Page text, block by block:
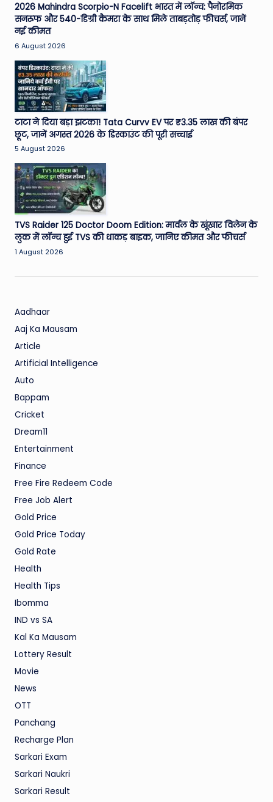
2026 Mahindra Scorpio-N Facelift भारत में लॉन्च: पैनोरमिक
सनरूफ और 540-डिग्री कैमरा के साथ मिले ताबड़तोड़ फीचर्स, जानें
नई कीमत
6 August 2026
टाटा ने दिया बड़ा झटका! Tata Curvv EV पर ₹3.35 लाख की बंपर
छूट, जानें अगस्त 2026 के डिस्काउंट की पूरी सच्चाई
5 August 2026
TVS Raider 125 Doctor Doom Edition: मार्वल के खूंखार विलेन के
लुक में लॉन्च हुई TVS की धाकड़ बाइक, जानिए कीमत और फीचर्स
1 August 2026
Aadhaar
Aaj Ka Mausam
Article
Artificial Intelligence
Auto
Bappam
Cricket
Dream11
Entertainment
Finance
Free Fire Redeem Code
Free Job Alert
Gold Price
Gold Price Today
Gold Rate
Health
Health Tips
Ibomma
IND vs SA
Kal Ka Mausam
Lottery Result
Movie
News
OTT
Panchang
Recharge Plan
Sarkari Exam
Sarkari Naukri
Sarkari Result